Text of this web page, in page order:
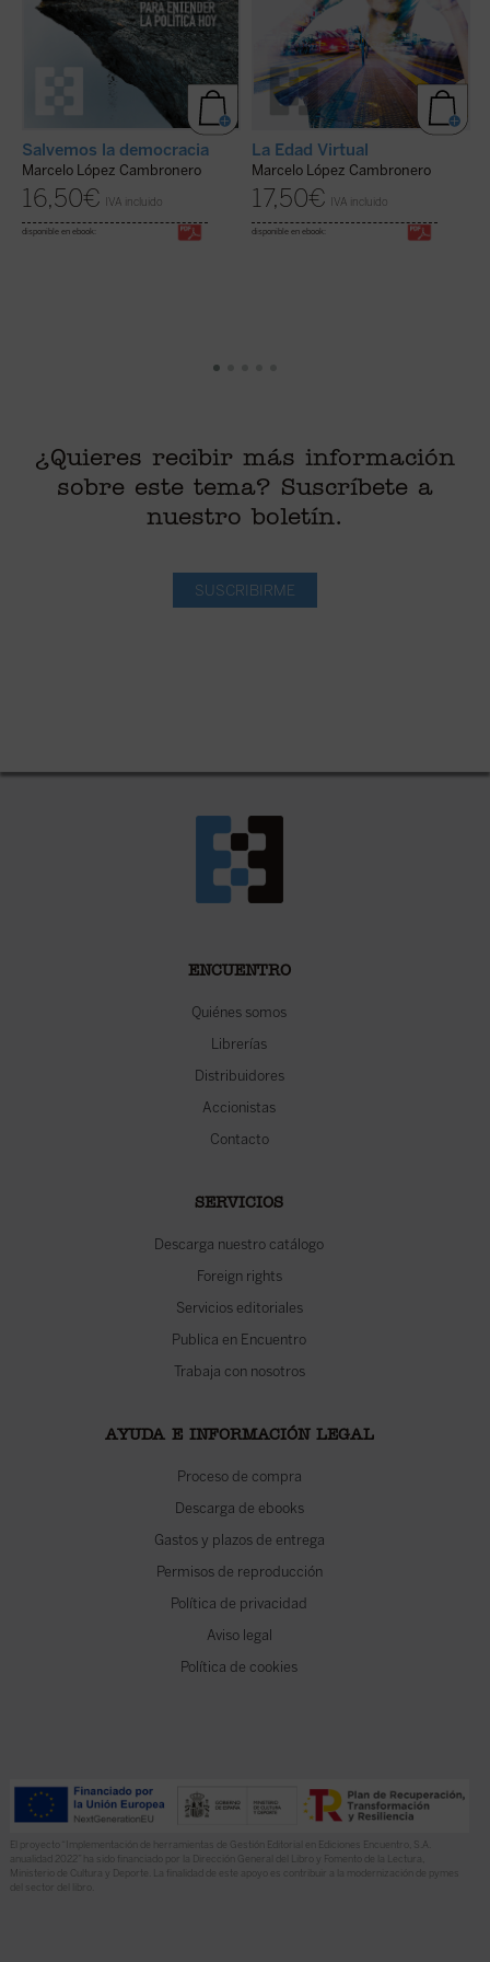
Salvemos la democracia
Marcelo López Cambronero
16,50€ IVA incluido
disponible en ebook:
La Edad Virtual
Marcelo López Cambronero
17,50€ IVA incluido
disponible en ebook:
¿Quieres recibir más información
sobre este tema? Suscríbete a
nuestro boletín.
SUSCRIBIRME
ENCUENTRO
Quiénes somos
Librerías
Distribuidores
Accionistas
Contacto
SERVICIOS
Descarga nuestro catálogo
Foreign rights
Servicios editoriales
Publica en Encuentro
Trabaja con nosotros
AYUDA E INFORMACIÓN LEGAL
Proceso de compra
Descarga de ebooks
Gastos y plazos de entrega
Permisos de reproducción
Política de privacidad
Aviso legal
Política de cookies
El proyecto “Implementación de herramientas de Gestión Editorial en Ediciones Encuentro, S.A.
anualidad 2022” ha sido financiado por la Dirección General del Libro y Fomento de la Lectura,
Ministerio de Cultura y Deporte. La finalidad de este apoyo es contribuir a la modernización de pymes
del sector del libro.